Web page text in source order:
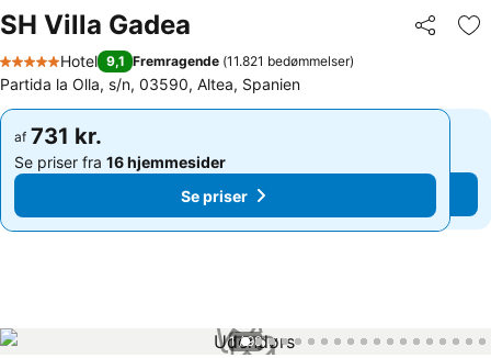
SH Villa Gadea Del
5 Stjerner
Hotel 9,1 Fremragende (11.821 bedømmelser)
Partida la Olla, s/n, 03590, Altea, Spanien
af 731 kr.
Se priser fra 16 hjemmesider
Se priser
af 731 kr.
Se priser fra 16 hjemmesider
Se priser
1 / 99